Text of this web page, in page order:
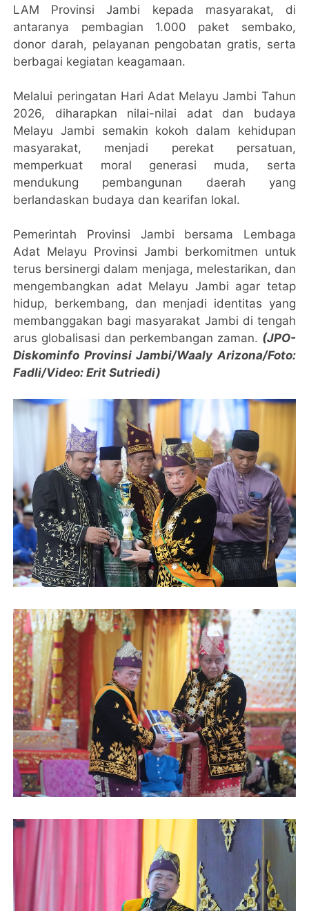
LAM Provinsi Jambi kepada masyarakat, di
antaranya pembagian 1.000 paket sembako,
donor darah, pelayanan pengobatan gratis, serta
berbagai kegiatan keagamaan.
Melalui peringatan Hari Adat Melayu Jambi Tahun
2026, diharapkan nilai-nilai adat dan budaya
Melayu Jambi semakin kokoh dalam kehidupan
masyarakat, menjadi perekat persatuan,
memperkuat moral generasi muda, serta
mendukung pembangunan daerah yang
berlandaskan budaya dan kearifan lokal.
Pemerintah Provinsi Jambi bersama Lembaga
Adat Melayu Provinsi Jambi berkomitmen untuk
terus bersinergi dalam menjaga, melestarikan, dan
mengembangkan adat Melayu Jambi agar tetap
hidup, berkembang, dan menjadi identitas yang
membanggakan bagi masyarakat Jambi di tengah
arus globalisasi dan perkembangan zaman. (JPO-
Diskominfo Provinsi Jambi/Waaly Arizona/Foto:
Fadli/Video: Erit Sutriedi)